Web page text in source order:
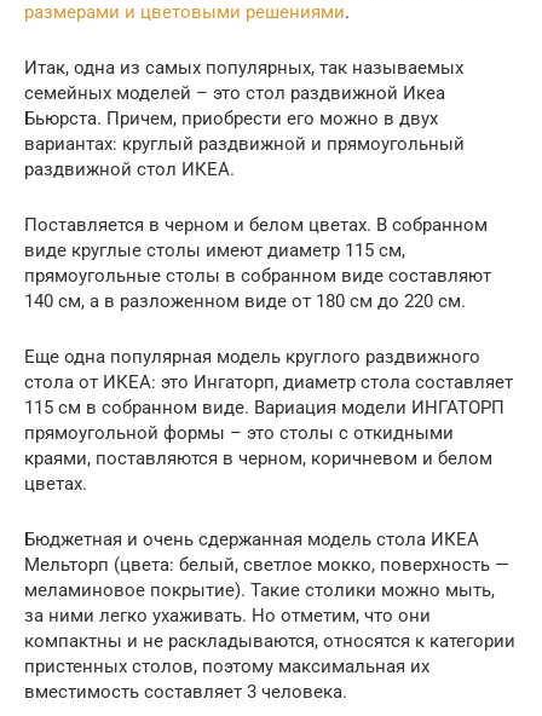
размерами и цветовыми решениями.
Итак, одна из самых популярных, так называемых
семейных моделей – это стол раздвижной Икеа
Бьюрста. Причем, приобрести его можно в двух
вариантах: круглый раздвижной и прямоугольный
раздвижной стол ИКЕА.
Поставляется в черном и белом цветах. В собранном
виде круглые столы имеют диаметр 115 см,
прямоугольные столы в собранном виде составляют
140 см, а в разложенном виде от 180 см до 220 см.
Еще одна популярная модель круглого раздвижного
стола от ИКЕА: это Ингаторп, диаметр стола составляет
115 см в собранном виде. Вариация модели ИНГАТОРП
прямоугольной формы – это столы с откидными
краями, поставляются в черном, коричневом и белом
цветах.
Бюджетная и очень сдержанная модель стола ИКЕА
Мельторп (цвета: белый, светлое мокко, поверхность —
меламиновое покрытие). Такие столики можно мыть,
за ними легко ухаживать. Но отметим, что они
компактны и не раскладываются, относятся к категории
пристенных столов, поэтому максимальная их
вместимость составляет 3 человека.